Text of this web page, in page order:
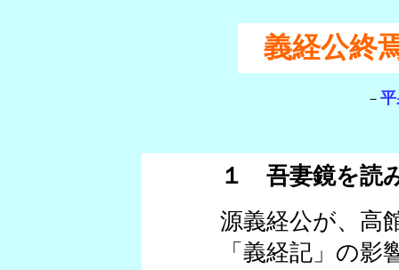
義経公終
－
１ 吾妻鏡を読
源義経公が、高
「義経記」の